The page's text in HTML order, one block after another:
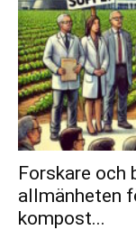
Forskare och
allmänheten
kompost...